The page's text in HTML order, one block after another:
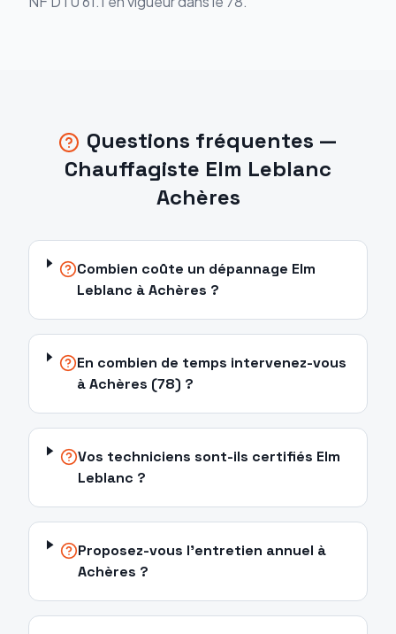
Questions fréquentes —
Chauffagiste Elm Leblanc
Achères
Combien coûte un dépannage Elm
Leblanc à Achères ?
En combien de temps intervenez-vous
à Achères (78) ?
Vos techniciens sont-ils certifiés Elm
Leblanc ?
Proposez-vous l'entretien annuel à
Achères ?